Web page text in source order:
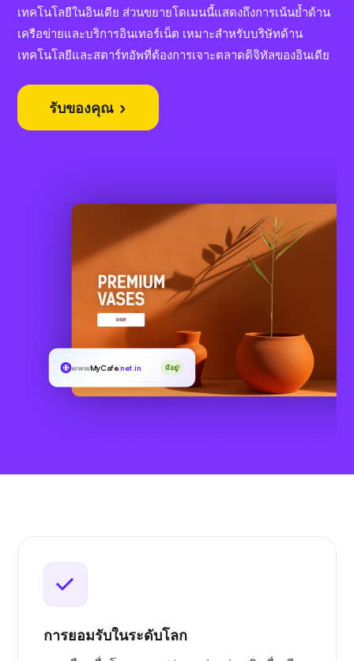
เทคโนโลยีในอินเดีย ส่วนขยายโดเมนนี้แสดงถึงการเน้นย้ำด้าน
เครือข่ายและบริการอินเทอร์เน็ต เหมาะสำหรับบริษัทด้าน
เทคโนโลยีและสตาร์ทอัพที่ต้องการเจาะตลาดดิจิทัลของอินเดีย
รับของคุณ
wwwMyCafe.net.in มีอยู่!
การยอมรับในระดับโลก